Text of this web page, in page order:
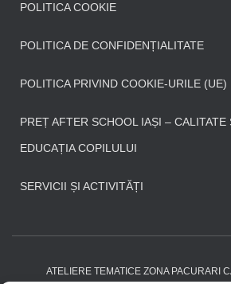
POLITICA COOKIE
POLITICA DE CONFIDENȚIALITATE
POLITICA PRIVIND COOKIE-URILE (UE)
PREȚ AFTER SCHOOL IAȘI – CALITATE
EDUCAȚIA COPILULUI
SERVICII ȘI ACTIVITĂȚI
ATELIERE TEMATICE ZONA PACURARI